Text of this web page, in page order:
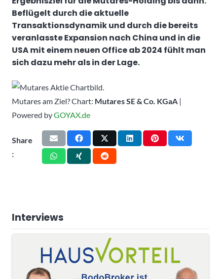
Beflügelt durch die aktuelle
Transaktionsdynamik und durch die bereits
veranlasste Expansion nach China und in die
USA mit einem neuen Office ab 2024 fühlt man
sich dazu mehr als in der Lage.
Mutares am Ziel? Chart: Mutares SE & Co. KGaA |
Powered byGOYAX.de
Share
:
Interviews